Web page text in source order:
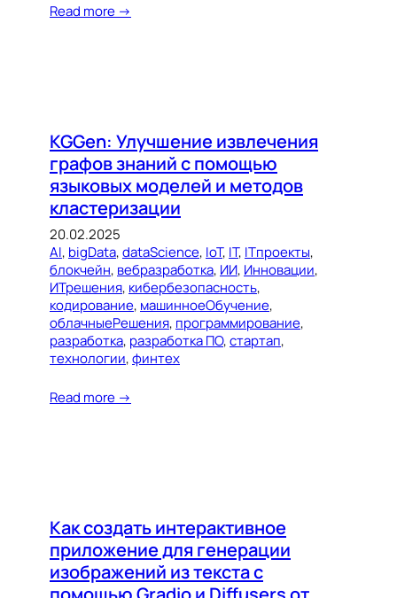
Read more →
KGGen: Улучшение извлечения
графов знаний с помощью
языковых моделей и методов
кластеризации
20.02.2025
AI, bigData, dataScience, IoT, IT, ITпроекты
блокчейн, вебразработка, ИИ, Инновации
ИТрешения, кибербезопасность
кодирование, машинноеОбучение
облачныеРешения, программирование
разработка, разработка ПО, стартап
технологии, финтех
Read more →
Как создать интерактивное
приложение для генерации
изображений из текста с